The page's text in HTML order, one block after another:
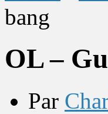
bang
OL –
Par